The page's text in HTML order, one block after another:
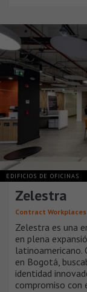
EDIFICIOS DE OFICINAS
Zelestra
Contract Workplaces
Zelestra es una
en plena
latinoamericano.
en Bogotá,
identidad
compromiso con